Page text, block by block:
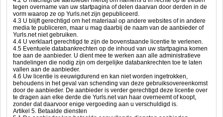
tegen overname van uw startpagina of delen daarvan door derden in de
vorm waarop ze op Yurls.net zijn gepubliceerd.
4.3 U blijft gerechtigd om het materiaal op andere websites of in andere
media te publiceren, maar u mag daarbij de naam van de aanbieder of
Yurls.net niet gebruiken.
4.4 U verklaart gerechtigd te zijn de bovenstaande licentie te verlenen.
4.5 Eventuele databankrechten op de inhoud van uw startpagina komen
toe aan de aanbieder. U dient mee te werken aan alle administratieve
handelingen die nodig zijn om dergelijke databankrechten toe te laten
vallen aan de aanbieder.
4.6 Uw licentie is eeuwigdurend en kan niet worden ingetrokken,
behoudens in het geval van schending van deze gebruiksovereenkomst
door de aanbieder. De aanbieder is verder gerechtigd deze licentie over
te dragen aan elke derde die Yurls.net van haar overneemt of koopt,
zonder dat daarvoor enige vergoeding aan u verschuldigd is.
Artikel 5. Betaalde diensten